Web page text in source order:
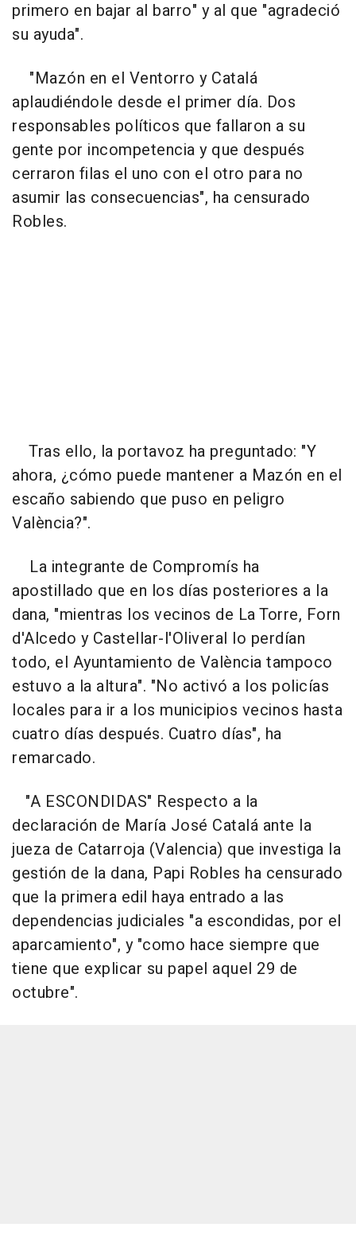
primero en bajar al barro" y al que "agradeció
su ayuda".
"Mazón en el Ventorro y Catalá
aplaudiéndole desde el primer día. Dos
responsables políticos que fallaron a su
gente por incompetencia y que después
cerraron filas el uno con el otro para no
asumir las consecuencias", ha censurado
Robles.
Tras ello, la portavoz ha preguntado: "Y
ahora, ¿cómo puede mantener a Mazón en el
escaño sabiendo que puso en peligro
València?".
La integrante de Compromís ha
apostillado que en los días posteriores a la
dana, "mientras los vecinos de La Torre, Forn
d'Alcedo y Castellar-l'Oliveral lo perdían
todo, el Ayuntamiento de València tampoco
estuvo a la altura". "No activó a los policías
locales para ir a los municipios vecinos hasta
cuatro días después. Cuatro días", ha
remarcado.
"A ESCONDIDAS" Respecto a la
declaración de María José Catalá ante la
jueza de Catarroja (Valencia) que investiga la
gestión de la dana, Papi Robles ha censurado
que la primera edil haya entrado a las
dependencias judiciales "a escondidas, por el
aparcamiento", y "como hace siempre que
tiene que explicar su papel aquel 29 de
octubre".